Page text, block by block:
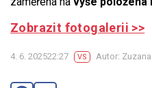
Zobrazit fotogalerii >>
4. 6. 202522:27 VS Autor: